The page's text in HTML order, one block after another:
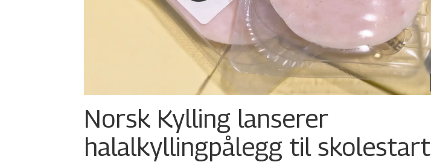
Norsk Kylling lanserer
halalkylling­pålegg til skolestart